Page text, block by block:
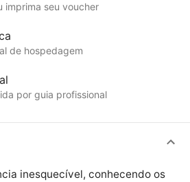
imprima seu voucher
de hospedagem
por guia profissional
inesquecível, conhecendo os